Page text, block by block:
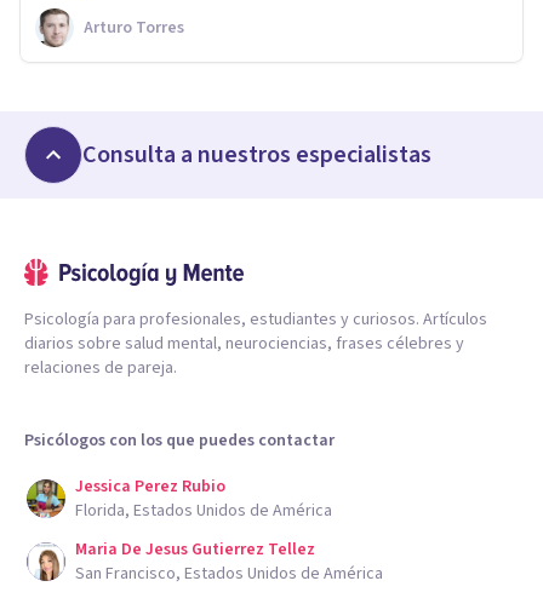
Arturo Torres
Consulta a nuestros especialistas
Psicología para profesionales, estudiantes y curiosos. Artículos
diarios sobre salud mental, neurociencias, frases célebres y
relaciones de pareja.
Psicólogos con los que puedes contactar
Jessica Perez Rubio
Florida, Estados Unidos de América
Maria De Jesus Gutierrez Tellez
San Francisco, Estados Unidos de América